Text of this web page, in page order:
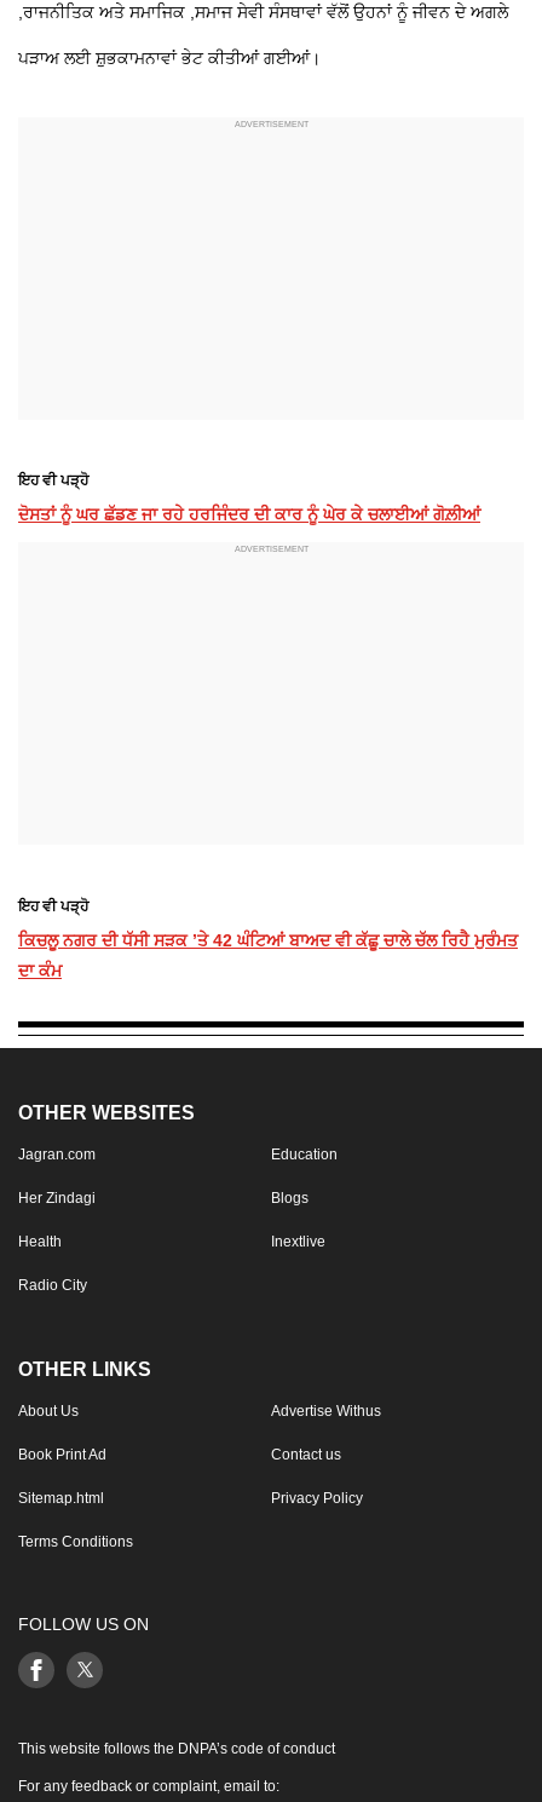
,ਰਾਜਨੀਤਿਕ ਅਤੇ ਸਮਾਜਿਕ ,ਸਮਾਜ ਸੇਵੀ ਸੰਸਥਾਵਾਂ ਵੱਲੋਂ ਉਹਨਾਂ ਨੂੰ ਜੀਵਨ ਦੇ ਅਗਲੇ
ਪੜਾਅ ਲਈ ਸ਼ੁਭਕਾਮਨਾਵਾਂ ਭੇਟ ਕੀਤੀਆਂ ਗਈਆਂ।
ਇਹ ਵੀ ਪੜ੍ਹੋ
ਦੋਸਤਾਂ ਨੂੰ ਘਰ ਛੱਡਣ ਜਾ ਰਹੇ ਹਰਜਿੰਦਰ ਦੀ ਕਾਰ ਨੂੰ ਘੇਰ ਕੇ ਚਲਾਈਆਂ ਗੋਲ਼ੀਆਂ
ਇਹ ਵੀ ਪੜ੍ਹੋ
ਕਿਚਲੂ ਨਗਰ ਦੀ ਧੱਸੀ ਸੜਕ ’ਤੇ 42 ਘੰਟਿਆਂ ਬਾਅਦ ਵੀ ਕੱਛੂ ਚਾਲੇ ਚੱਲ ਰਿਹੈ ਮੁਰੰਮਤ
ਦਾ ਕੰਮ
OTHER WEBSITES
Jagran.com Education
Her Zindagi Blogs
Health Inextlive
Radio City
OTHER LINKS
About Us Advertise Withus
Book Print Ad Contact us
Sitemap.html Privacy Policy
Terms Conditions
FOLLOW US ON
This website follows the DNPA’s code of conduct
For any feedback or complaint, email to: